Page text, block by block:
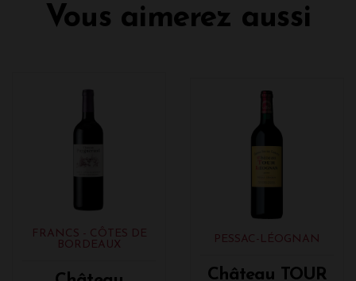
Vous aimerez aussi
FRANCS - CÔTES DE
BORDEAUX
PESSAC-LÉOGNAN
Château TOUR